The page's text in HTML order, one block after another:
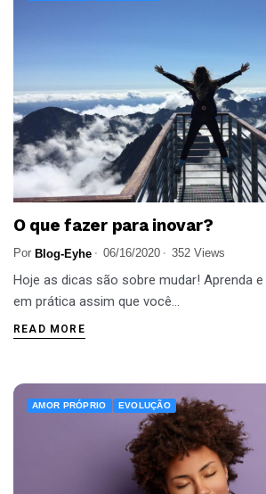
O que fazer para inovar?
Por Blog-Eyhe 06/16/2020 352 Views
Hoje as dicas são sobre mudar! Aprenda
em prática assim que você...
READ MORE
AMOR PRÓPRIO EVOLUÇÃO